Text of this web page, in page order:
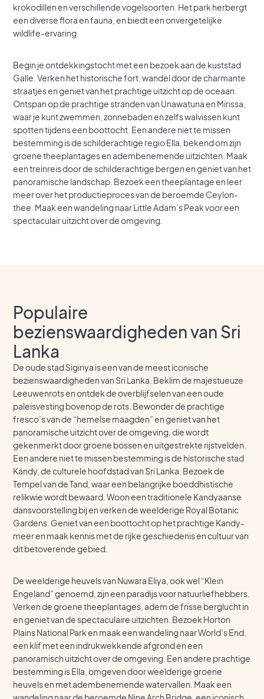
krokodillen en verschillende vogelsoorten. Het park herbergt
een diverse flora en fauna, en biedt een onvergetelijke
wildlife-ervaring.
Begin je ontdekkingstocht met een bezoek aan de kuststad
Galle. Verken het historische fort, wandel door de charmante
straatjes en geniet van het prachtige uitzicht op de oceaan.
Ontspan op de prachtige stranden van Unawatuna en Mirissa,
waar je kunt zwemmen, zonnebaden en zelfs walvissen kunt
spotten tijdens een boottocht. Een andere niet te missen
bestemming is de schilderachtige regio Ella, bekend om zijn
groene theeplantages en adembenemende uitzichten. Maak
een treinreis door de schilderachtige bergen en geniet van het
panoramische landschap. Bezoek een theeplantage en leer
meer over het productieproces van de beroemde Ceylon-
thee. Maak een wandeling naar Little Adam’s Peak voor een
spectaculair uitzicht over de omgeving.
Populaire
bezienswaardigheden van Sri
Lanka
De oude stad Sigiriya is een van de meest iconische
bezienswaardigheden van Sri Lanka. Beklim de majestueuze
Leeuwenrots en ontdek de overblijfselen van een oude
paleisvesting bovenop de rots. Bewonder de prachtige
fresco’s van de “hemelse maagden” en geniet van het
panoramische uitzicht over de omgeving, die wordt
gekenmerkt door groene bossen en uitgestrekte rijstvelden.
Een andere niet te missen bestemming is de historische stad
Kandy, de culturele hoofdstad van Sri Lanka. Bezoek de
Tempel van de Tand, waar een belangrijke boeddhistische
relikwie wordt bewaard. Woon een traditionele Kandyaanse
dansvoorstelling bij en verken de weelderige Royal Botanic
Gardens. Geniet van een boottocht op het prachtige Kandy-
meer en maak kennis met de rijke geschiedenis en cultuur van
dit betoverende gebied.
De weelderige heuvels van Nuwara Eliya, ook wel “Klein
Engeland” genoemd, zijn een paradijs voor natuurliefhebbers.
Verken de groene theeplantages, adem de frisse berglucht in
en geniet van de spectaculaire uitzichten. Bezoek Horton
Plains National Park en maak een wandeling naar World’s End,
een klif met een indrukwekkende afgrond en een
panoramisch uitzicht over de omgeving. Een andere prachtige
bestemming is Ella, omgeven door weelderige groene
heuvels en met adembenemende watervallen. Maak een